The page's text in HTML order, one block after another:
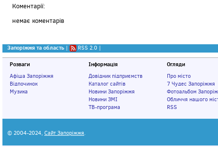
Коментарії:
немає коментарів
Запоріжжя та область | RSS 2.0 |
Розваги
Афіша Запоріжжя
Відпочинок
Музика
Інформація
Довідник підприємств
Каталог сайтів
Новини Запоріжжя
Новини ЗМІ
ТВ-програма
Огляди
Про місто
7 Чудес Запоріжжя
Фотоальбом
Обличчя нашого
RSS
© 2004-2024, Сайт Запоріжжя.